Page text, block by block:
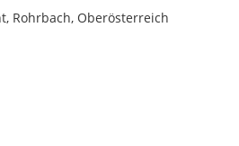
Rohrbach, Oberösterreich